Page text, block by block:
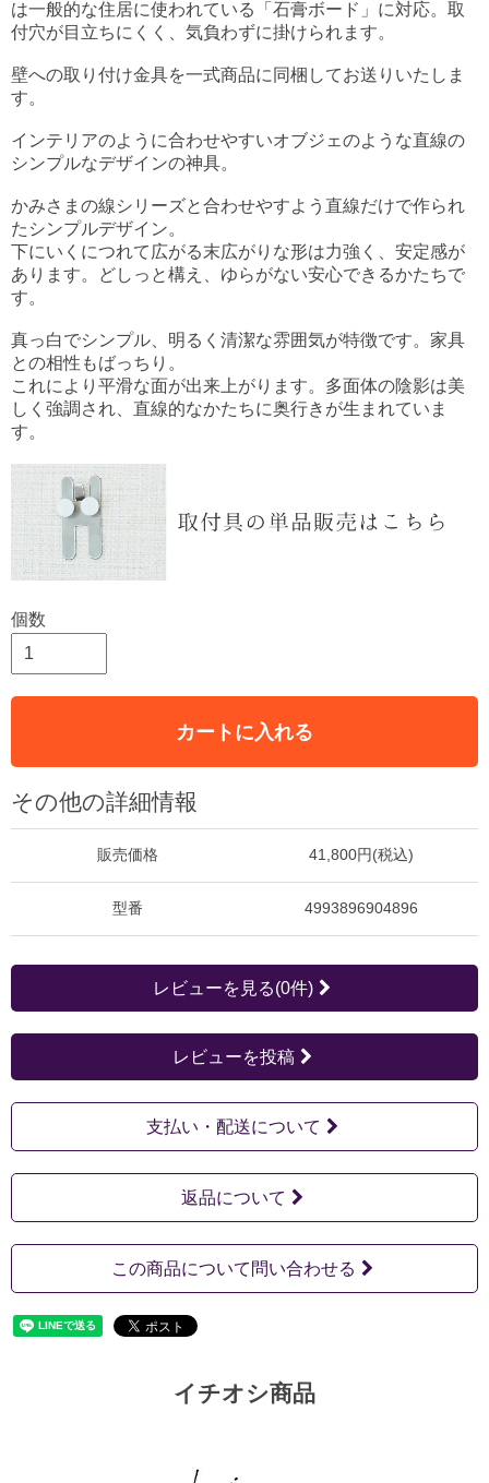
は一般的な住居に使われている「石膏ボード」に対応。取
付穴が目立ちにくく、気負わずに掛けられます。
壁への取り付け金具を一式商品に同梱してお送りいたしま
す。
インテリアのように合わせやすいオブジェのような直線の
シンプルなデザインの神具。
かみさまの線シリーズと合わせやすよう直線だけで作られ
たシンプルデザイン。
下にいくにつれて広がる末広がりな形は力強く、安定感が
あります。どしっと構え、ゆらがない安心できるかたちで
す。
真っ白でシンプル、明るく清潔な雰囲気が特徴です。家具
との相性もばっちり。
これにより平滑な面が出来上がります。多面体の陰影は美
しく強調され、直線的なかたちに奥行きが生まれていま
す。
個数
カートに入れる
その他の詳細情報
販売価格 41,800円(税込)
型番 4993896904896
レビューを見る(0件)
レビューを投稿
支払い・配送について
返品について
この商品について問い合わせる
イチオシ商品